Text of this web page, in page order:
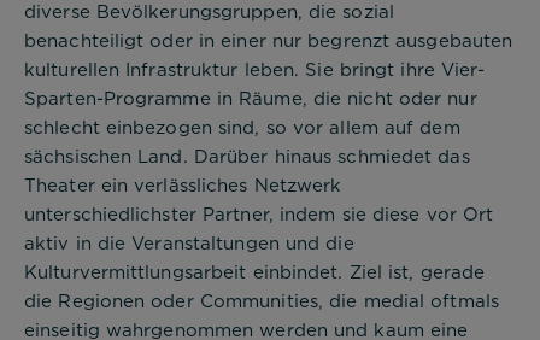
diverse Bevölkerungsgruppen, die sozial
benachteiligt oder in einer nur begrenzt ausgebauten
kulturellen Infrastruktur leben. Sie bringt ihre Vier-
Sparten-Programme in Räume, die nicht oder nur
schlecht einbezogen sind, so vor allem auf dem
sächsischen Land. Darüber hinaus schmiedet das
Theater ein verlässliches Netzwerk
unterschiedlichster Partner, indem sie diese vor Ort
aktiv in die Veranstaltungen und die
Kulturvermittlungsarbeit einbindet. Ziel ist, gerade
die Regionen oder Communities, die medial oftmals
einseitig wahrgenommen werden und kaum eine